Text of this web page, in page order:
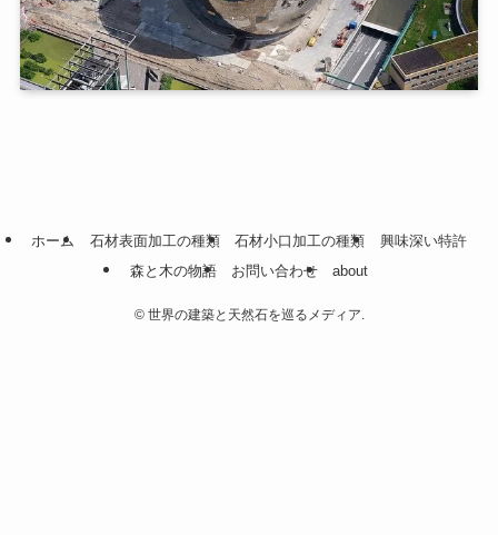
ホーム 石材表面加工の種類 石材小口加工の種類
興味深い特許
森と木の物語
お問い合わせ about
©世界の建築と天然石を巡るメディア.